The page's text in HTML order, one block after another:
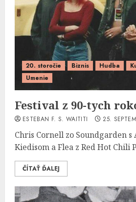
20. storočie Biznis Hudba
Umenie
Festival z 90-tych
ESTEBAN F. S. WAITITI 25.
Chris Cornell zo Soundgarden s
Kiedisom a Flea z Red Hot Chili
ČÍTAŤ ĎALEJ